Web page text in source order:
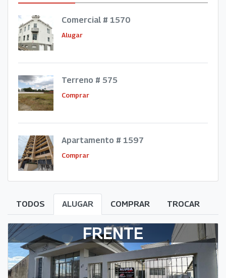
Comercial # 1570
Alugar
Terreno # 575
Comprar
Apartamento # 1597
Comprar
TODOS ALUGAR COMPRAR TROCAR
FRENTE